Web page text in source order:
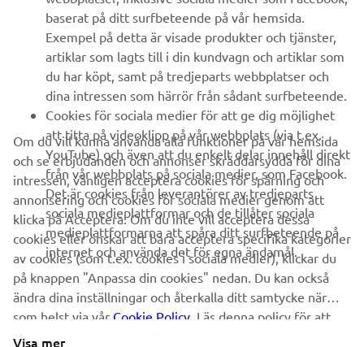
UTFORSKA YAMAHA
FAQ & SUPPORT
NYHETSBREV
Bli först att ta del av de senaste erbjudandena, evenemangen,
nyheterna och mycket mer
PRENUMERERA
Läs vår integritetspolicy för att ta reda på hur vi behandlar dina
personuppgifter: Integritetspolicy
baserat på ditt surfbeteende på vår hemsida.
Exempel på detta är visade produkter och tjänster,
artiklar som lagts till i din kundvagn och artiklar som
du har köpt, samt på tredjeparts webbplatser och
dina intressen som härrör från sådant surfbeteende.
Cookies för sociala medier för att ge dig möjlighet
att titta på videoklipp på vår webbplats (via t.ex.
YouTube) och även att du enkelt delar innehåll direkt
från vår webbplats på sociala medier, som Facebook.
Det är cookies från leverantörer av tredjeparts
sociala medieplattformar och de tillåter sociala
medieplattformarna att spåra ditt surfbeteende på
internet och använda det för egna ändamål.
Om du vill kunna använda alla funktioner på vår hemsida
och se erbjudanden och annonser skräddarsydda för dina
intressen, vänligen acceptera cookies för spårning och
annonsering och cookies för sociala medier genom att
klicka på Acceptera. Om du inte vill acceptera dessa
cookies eller önskar att bara acceptera specifika kategorier
av cookies (som t.ex. cookies i sociala medier), klickar du
på knappen "Anpassa din cookies" nedan. Du kan också
ändra dina inställningar och återkalla ditt samtycke när
som helst via vår
Cookie Policy
. Läs denna policy för att
Visa mer